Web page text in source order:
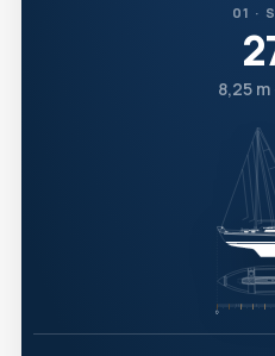
01 ·
8,25 m